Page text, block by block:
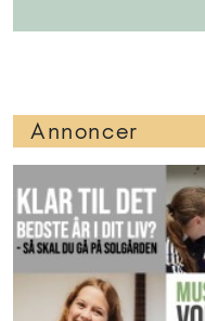
Annoncer